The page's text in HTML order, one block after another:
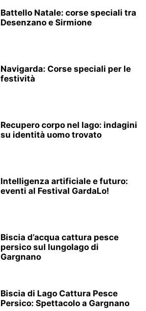
Battello Natale: corse speciali tra
Desenzano e Sirmione
Navigarda: Corse speciali per le
festività
Recupero corpo nel lago: indagini
su identità uomo trovato
Intelligenza artificiale e futuro:
eventi al Festival GardaLo!
Biscia d’acqua cattura pesce
persico sul lungolago di
Gargnano
Biscia di Lago Cattura Pesce
Persico: Spettacolo a Gargnano